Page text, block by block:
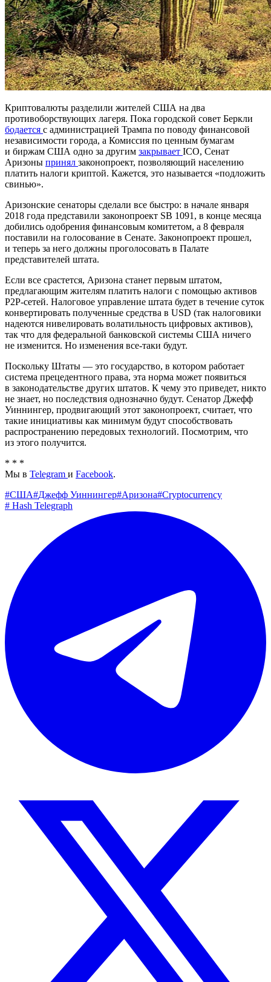
Криптовалюты разделили жителей США на два
противоборствующих лагеря. Пока городской совет Беркли
бодается с администрацией Трампа по поводу финансовой
независимости города, а Комиссия по ценным бумагам
и биржам США одно за другим закрывает ICO, Сенат
Аризоны принял законопроект, позволяющий населению
платить налоги криптой. Кажется, это называется «подложить
свинью».
Аризонские сенаторы сделали все быстро: в начале января
2018 года представили законопроект SB 1091, в конце месяца
добились одобрения финансовым комитетом, а 8 февраля
поставили на голосование в Сенате. Законопроект прошел,
и теперь за него должны проголосовать в Палате
представителей штата.
Если все срастется, Аризона станет первым штатом,
предлагающим жителям платить налоги с помощью активов
Р2Р-сетей. Налоговое управление штата будет в течение суток
конвертировать полученные средства в USD (так налоговики
надеются нивелировать волатильность цифровых активов),
так что для федеральной банковской системы США ничего
не изменится. Но изменения все-таки будут.
Поскольку Штаты — это государство, в котором работает
система прецедентного права, эта норма может появиться
в законодательстве других штатов. К чему это приведет, никто
не знает, но последствия однозначно будут. Сенатор Джефф
Уиннингер, продвигающий этот законопроект, считает, что
такие инициативы как минимум будут способствовать
распространению передовых технологий. Посмотрим, что
из этого получится.
* * *
Мы в Telegram и Facebook.
#США#Джефф Уиннингер#Аризона#Cryptocurrency
# Hash Telegraph